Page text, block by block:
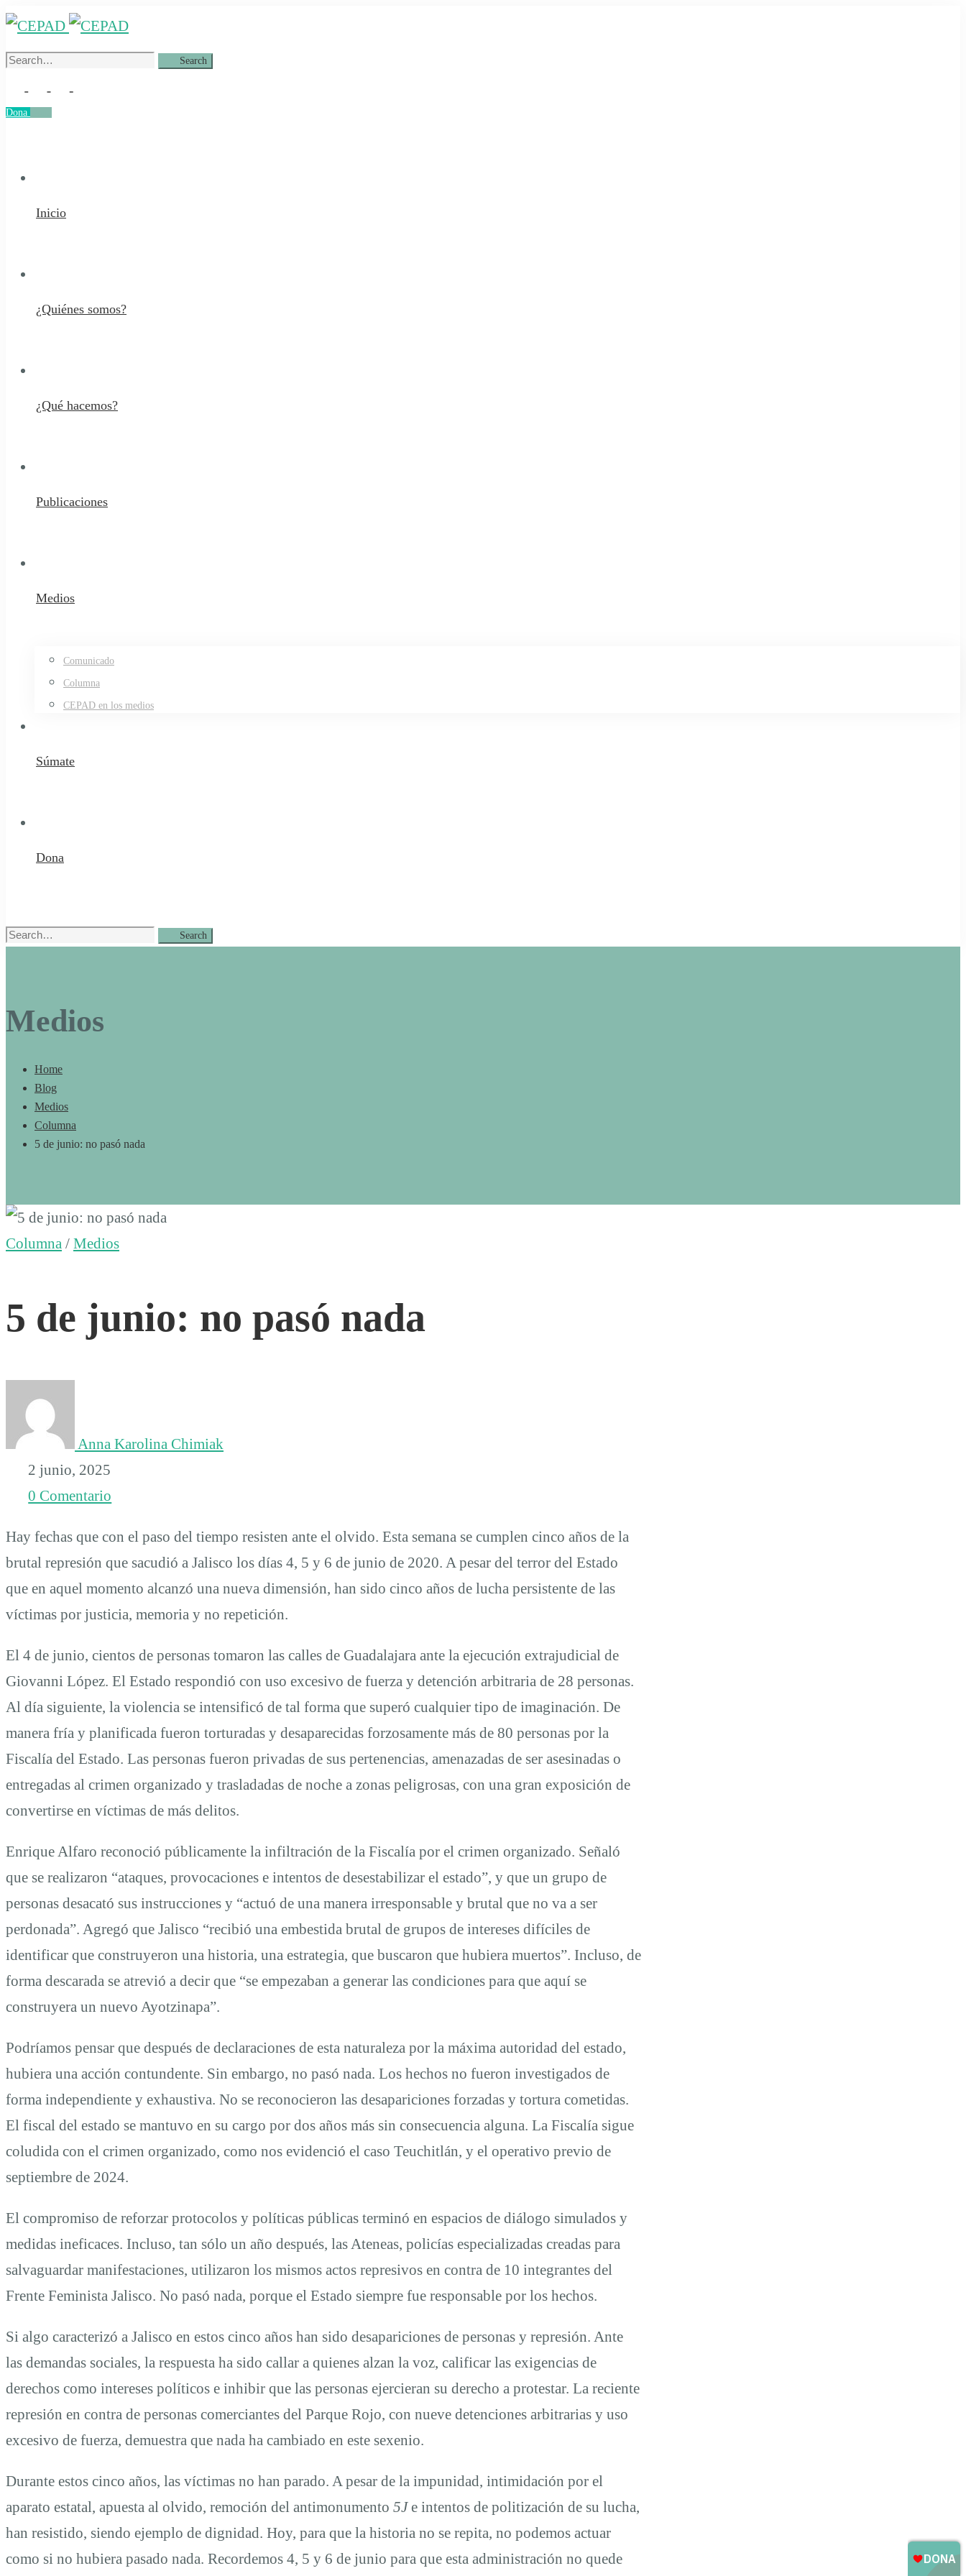
Search
Search
Dona
Inicio
¿Quiénes somos?
¿Qué hacemos?
Publicaciones
Medios
Comunicado
Columna
CEPAD en los medios
Súmate
Dona
Search
Search
Medios
Home
Blog
Medios
Columna
5 de junio: no pasó nada
5
junio:
no
pasó
nada
Columna / Medios
5 de junio: no pasó nada
Anna Karolina Chimiak
2 junio, 2025
0 Comentario
Hay fechas que con el paso del tiempo resisten ante el olvido. Esta semana se cumplen cinco años de la
brutal represión que sacudió a Jalisco los días 4, 5 y 6 de junio de 2020. A pesar del terror del Estado
que en aquel momento alcanzó una nueva dimensión, han sido cinco años de lucha persistente de las
víctimas por justicia, memoria y no repetición.
El 4 de junio, cientos de personas tomaron las calles de Guadalajara ante la ejecución extrajudicial de
Giovanni López. El Estado respondió con uso excesivo de fuerza y detención arbitraria de 28 personas.
Al día siguiente, la violencia se intensificó de tal forma que superó cualquier tipo de imaginación. De
manera fría y planificada fueron torturadas y desaparecidas forzosamente más de 80 personas por la
Fiscalía del Estado. Las personas fueron privadas de sus pertenencias, amenazadas de ser asesinadas o
entregadas al crimen organizado y trasladadas de noche a zonas peligrosas, con una gran exposición de
convertirse en víctimas de más delitos.
Enrique Alfaro reconoció públicamente la infiltración de la Fiscalía por el crimen organizado. Señaló
que se realizaron “ataques, provocaciones e intentos de desestabilizar el estado”, y que un grupo de
personas desacató sus instrucciones y “actuó de una manera irresponsable y brutal que no va a ser
perdonada”. Agregó que Jalisco “recibió una embestida brutal de grupos de intereses difíciles de
identificar que construyeron una historia, una estrategia, que buscaron que hubiera muertos”. Incluso, de
forma descarada se atrevió a decir que “se empezaban a generar las condiciones para que aquí se
construyera un nuevo Ayotzinapa”.
Podríamos pensar que después de declaraciones de esta naturaleza por la máxima autoridad del estado,
hubiera una acción contundente. Sin embargo, no pasó nada. Los hechos no fueron investigados de
forma independiente y exhaustiva. No se reconocieron las desapariciones forzadas y tortura cometidas.
El fiscal del estado se mantuvo en su cargo por dos años más sin consecuencia alguna. La Fiscalía sigue
coludida con el crimen organizado, como nos evidenció el caso Teuchitlán, y el operativo previo de
septiembre de 2024.
El compromiso de reforzar protocolos y políticas públicas terminó en espacios de diálogo simulados y
medidas ineficaces. Incluso, tan sólo un año después, las Ateneas, policías especializadas creadas para
salvaguardar manifestaciones, utilizaron los mismos actos represivos en contra de 10 integrantes del
Frente Feminista Jalisco. No pasó nada, porque el Estado siempre fue responsable por los hechos.
Si algo caracterizó a Jalisco en estos cinco años han sido desapariciones de personas y represión. Ante
las demandas sociales, la respuesta ha sido callar a quienes alzan la voz, calificar las exigencias de
derechos como intereses políticos e inhibir que las personas ejercieran su derecho a protestar. La reciente
represión en contra de personas comerciantes del Parque Rojo, con nueve detenciones arbitrarias y uso
excesivo de fuerza, demuestra que nada ha cambiado en este sexenio.
Durante estos cinco años, las víctimas no han parado. A pesar de la impunidad, intimidación por el
aparato estatal, apuesta al olvido, remoción del antimonumento 5Je intentos de politización de su lucha,
han resistido, siendo ejemplo de dignidad. Hoy, para que la historia no se repita, no podemos actuar
como si no hubiera pasado nada. Recordemos 4, 5 y 6 de junio para que esta administración no quede